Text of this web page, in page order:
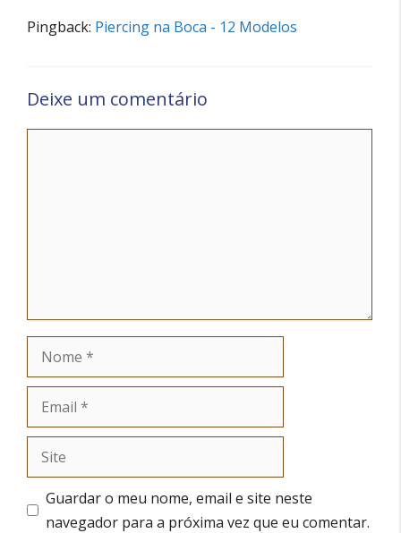
Pingback: Piercing na Boca - 12 Modelos
Deixe um comentário
Nome
Email
Site
Guardar o meu nome, email e site neste
navegador para a próxima vez que eu comentar.